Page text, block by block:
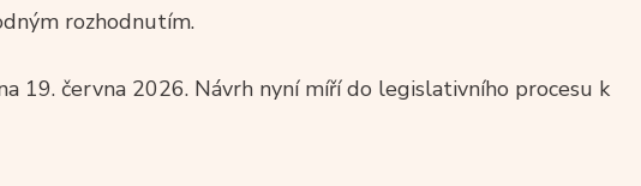
rozhodnutím.
19. června 2026. Návrh nyní míří do legislativního procesu k